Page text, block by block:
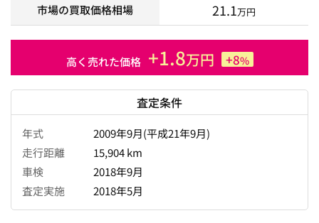
市場の買取価格相場 21.1万円
高く売れた価格 +1.8万円 +8%
査定条件
年式
2009年9月(平成21年9月)
走行距離
15,904 km
車検
2018年9月
査定実施
2018年5月